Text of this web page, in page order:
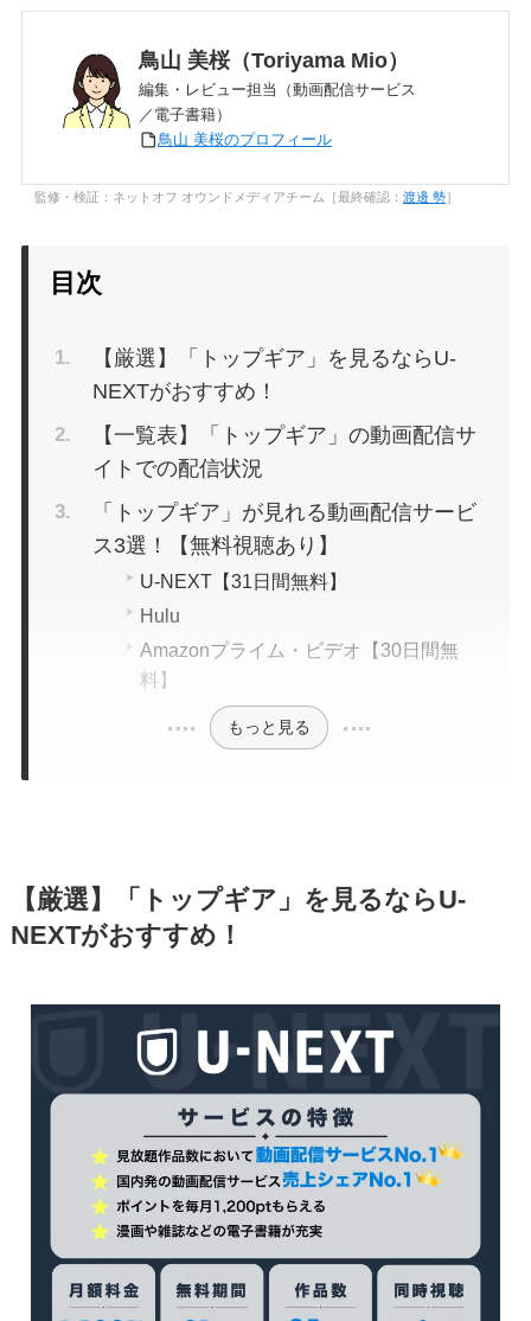
鳥山 美桜（Toriyama Mio）
編集・レビュー担当（動画配信サービス
／電子書籍）
鳥山 美桜のプロフィール
監修・検証：ネットオフ オウンドメディアチーム［最終確認： 渡邊 勢］
目次
【厳選】「トップギア」を見るならU-
NEXTがおすすめ！
【一覧表】「トップギア」の動画配信サ
イトでの配信状況
「トップギア」が見れる動画配信サービ
ス3選！【無料視聴あり】
U-NEXT【31日間無料】
Hulu
Amazonプライム・ビデオ【30日間無
料】
もっと見る
【厳選】「トップギア」を見るならU-
NEXTがおすすめ！